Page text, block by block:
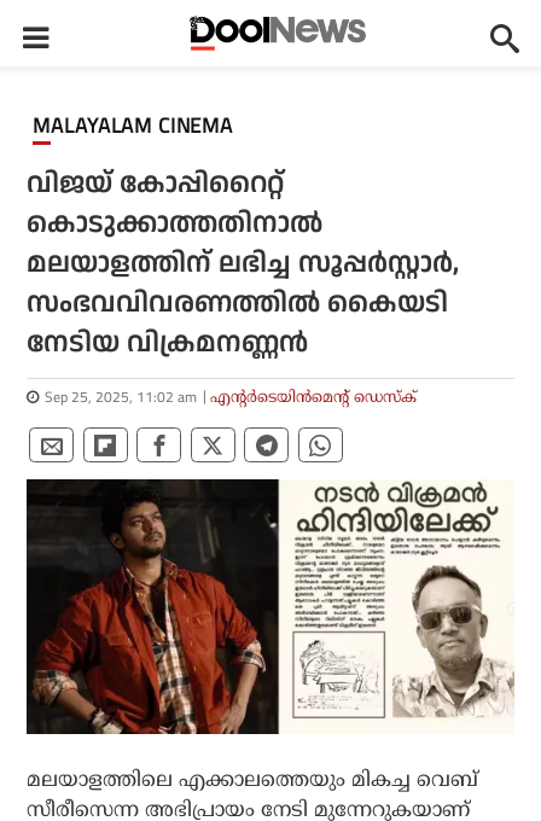
MALAYALAM CINEMA
വിജയ് കോപ്പിറൈറ്റ്
കൊടുക്കാത്തതിനാല്‍
മലയാളത്തിന് ലഭിച്ച സൂപ്പര്‍സ്റ്റാര്‍,
സംഭവവിവരണത്തില്‍ കൈയടി
നേടിയ വിക്രമനണ്ണന്‍
Sep 25, 2025, 11:02 am എന്റര്‍ടെയിന്‍മെന്റ് ഡെസ്‌ക്
മലയാളത്തിലെ എക്കാലത്തെയും മികച്ച വെബ്
സീരീസെന്ന അഭിപ്രായം നേടി മുന്നേറുകയാണ്